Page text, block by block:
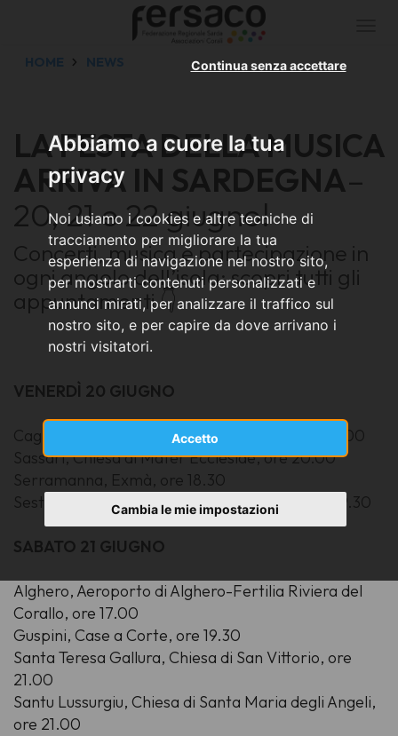
Abbiamo a cuore la tua
privacy
Noi usiamo i cookies e altre tecniche di
tracciamento per migliorare la tua
esperienza di navigazione nel nostro sito,
per mostrarti contenuti personalizzati e
annunci mirati, per analizzare il traffico sul
nostro sito, e per capire da dove arrivano i
nostri visitatori.
Accetto
Continua senza accettare
Cambia le mie impostazioni
HOME NEWS
LA FESTA DELLA MUSICA
ARRIVA IN SARDEGNA–
20, 21 e 22 giugno!
Concerti, musica e partecipazione in
ogni angolo dell’isola: scopri tutti gli
appuntamenti 👇
VENERDÌ 20 GIUGNO
Cagliari, Chiesa di San Carlo Borromeo, ore 21.00
Sassari, Chiesa di Mater Ecclesiae, ore 20.00
Serramanna, Exmà, ore 18.30
Sestu, Parrocchia di San Giorgio Martire, ore 19.30
SABATO 21 GIUGNO
Alghero, Aeroporto di Alghero-Fertilia Riviera del
Corallo, ore 17.00
Guspini, Case a Corte, ore 19.30
Santa Teresa Gallura, Chiesa di San Vittorio, ore
21.00
Santu Lussurgiu, Chiesa di Santa Maria degli Angeli,
ore 21.00